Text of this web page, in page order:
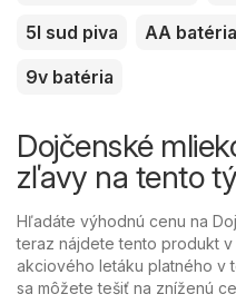
5l sud piva
AA batéria
9v batéria
Dojčenské
zľavy na tento
Hľadáte výhodnú cenu na
teraz nájdete tento produkt
akciového letáku platného v
sa môžete tešiť na zníženú